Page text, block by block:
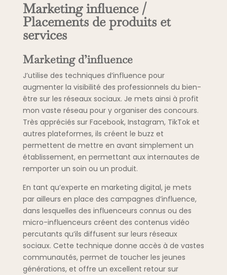
Marketing influence /
Placements de produits et
services
Marketing d’influence
J’utilise des techniques d’influence pour
augmenter la visibilité des professionnels du bien-
être sur les réseaux sociaux. Je mets ainsi à profit
mon vaste réseau pour y organiser des concours.
Très appréciés sur Facebook, Instagram, TikTok et
autres plateformes, ils créent le buzz et
permettent de mettre en avant simplement un
établissement, en permettant aux internautes de
remporter un soin ou un produit.
En tant qu’experte en marketing digital, je mets
par ailleurs en place des campagnes d’influence,
dans lesquelles des influenceurs connus ou des
micro-influenceurs créent des contenus vidéo
percutants qu’ils diffusent sur leurs réseaux
sociaux. Cette technique donne accès à de vastes
communautés, permet de toucher les jeunes
générations, et offre un excellent retour sur